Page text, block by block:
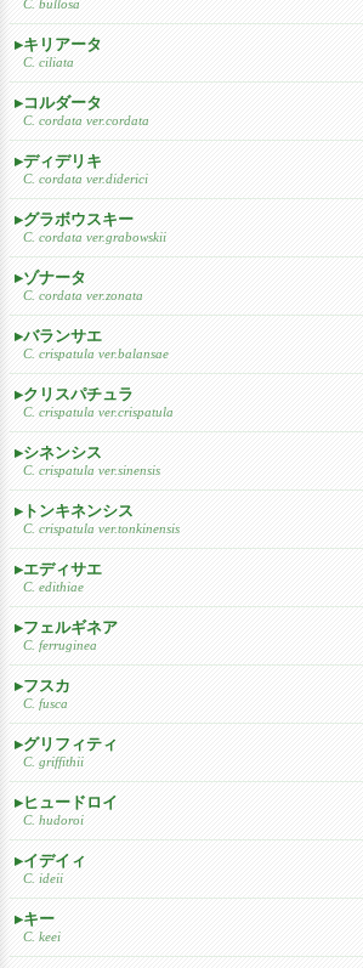
C. bullosa
キリアータ
C. ciliata
コルダータ
C. cordata ver.cordata
ディデリキ
C. cordata ver.diderici
グラボウスキー
C. cordata ver.grabowskii
ゾナータ
C. cordata ver.zonata
バランサエ
C. crispatula ver.balansae
クリスパチュラ
C. crispatula ver.crispatula
シネンシス
C. crispatula ver.sinensis
トンキネンシス
C. crispatula ver.tonkinensis
エディサエ
C. edithiae
フェルギネア
C. ferruginea
フスカ
C. fusca
グリフィティ
C. griffithii
ヒュードロイ
C. hudoroi
イデイィ
C. ideii
キー
C. keei